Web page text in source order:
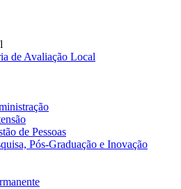
de Avaliação Local
de Pessoas
Pós-Graduação e Inovação